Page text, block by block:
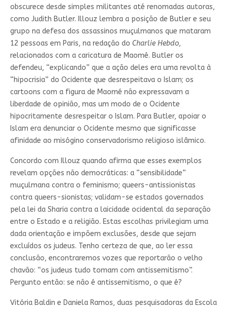
obscurece desde simples militantes até renomadas autoras,
como Judith Butler. Illouz lembra a posição de Butler e seu
grupo na defesa dos assassinos muçulmanos que mataram
12 pessoas em Paris, na redação do Charlie Hebdo,
relacionados com a caricatura de Maomé. Butler os
defendeu, “explicando” que a ação deles era uma revolta à
“hipocrisia” do Ocidente que desrespeitava o Islam; os
cartoons com a figura de Maomé não expressavam a
liberdade de opinião, mas um modo de o Ocidente
hipocritamente desrespeitar o Islam. Para Butler, apoiar o
Islam era denunciar o Ocidente mesmo que significasse
afinidade ao misógino conservadorismo religioso islâmico.
Concordo com Illouz quando afirma que esses exemplos
revelam opções não democráticas: a “sensibilidade”
muçulmana contra o feminismo; queers-antissionistas
contra queers-sionistas; validam-se estados governados
pela lei da Sharia contra a laicidade ocidental da separação
entre o Estado e a religião. Estas escolhas privilegiam uma
dada orientação e impõem exclusões, desde que sejam
excluídos os judeus. Tenho certeza de que, ao ler essa
conclusão, encontraremos vozes que reportarão o velho
chavão: “os judeus tudo tomam com antissemitismo”.
Pergunto então: se não é antissemitismo, o que é?
Vitória Baldin e Daniela Ramos, duas pesquisadoras da Escola